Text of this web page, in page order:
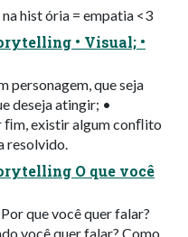
hist ória = empatia <3
• Visual; •
personagem, que seja
deseja atingir; •
ﬁm, existir algum conﬂito
resolvido.
O que você
que você quer falar?
você quer falar? Como